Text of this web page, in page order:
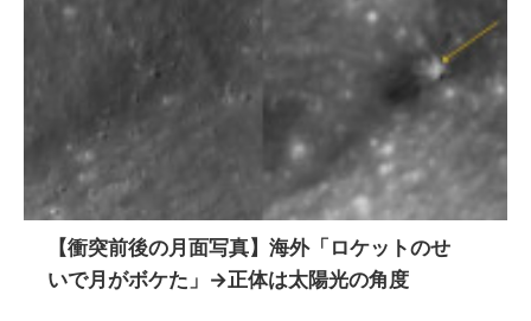
【衝突前後の月面写真】海外「ロケットのせ
いで月がボケた」→正体は太陽光の角度